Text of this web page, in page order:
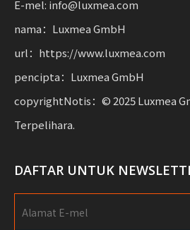
E-mel: info@luxmea.com
nama：Luxmea GmbH
url：https://www.luxmea.com
pencipta：Luxmea GmbH
copyrightNotis：© 2025 Luxmea
Terpelihara.
DAFTAR UNTUK